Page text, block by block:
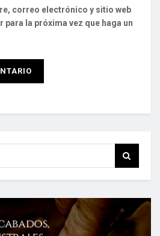
correo electrónico y sitio web
para la próxima vez que haga un